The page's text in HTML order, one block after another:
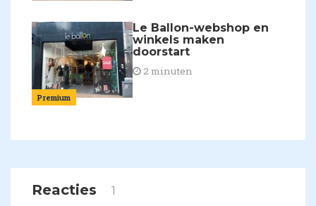
Premium
Le Ballon-webshop en
winkels maken
doorstart
2 minuten
Reacties 1